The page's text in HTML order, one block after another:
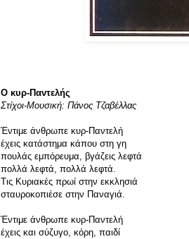
Ο κυρ-Παντελής
Στίχοι-Μουσική: Πάνος Τζαβέλλας
Έντιμε άνθρωπε κυρ-Παντελή
έχεις κατάστημα κάπου στη γη
πουλάς εμπόρευμα, βγάζεις λεφτά
πολλά λεφτά, πολλά λεφτά.
Τις Κυριακές πρωί στην εκκλησιά
σταυροκοπιέσε στην Παναγιά.
Έντιμε άνθρωπε κυρ-Παντελή
έχεις και σύζυγο, κόρη, παιδί